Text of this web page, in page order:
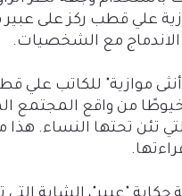
علي قطب ركز على
مع الشخصيات.
"أنثى موازية" للكاتب علي
من واقع المجتمع
تئن تحتها النساء. هذا